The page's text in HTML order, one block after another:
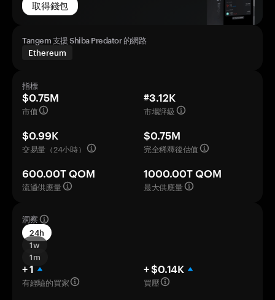
取得錢包
Tangem 支援 Shiba Predator 的網路
Ethereum
指標
$0.75M
市值
#3.12K
市場評級
$0.99K
交易量（24小時）
$0.75M
完全稀釋後估值
600.00T QOM
流通供應量
1000.00T QOM
最大供應量
洞察
24h
1w
1m
+ 1
有經驗的買家
+ $0.14K
買壓